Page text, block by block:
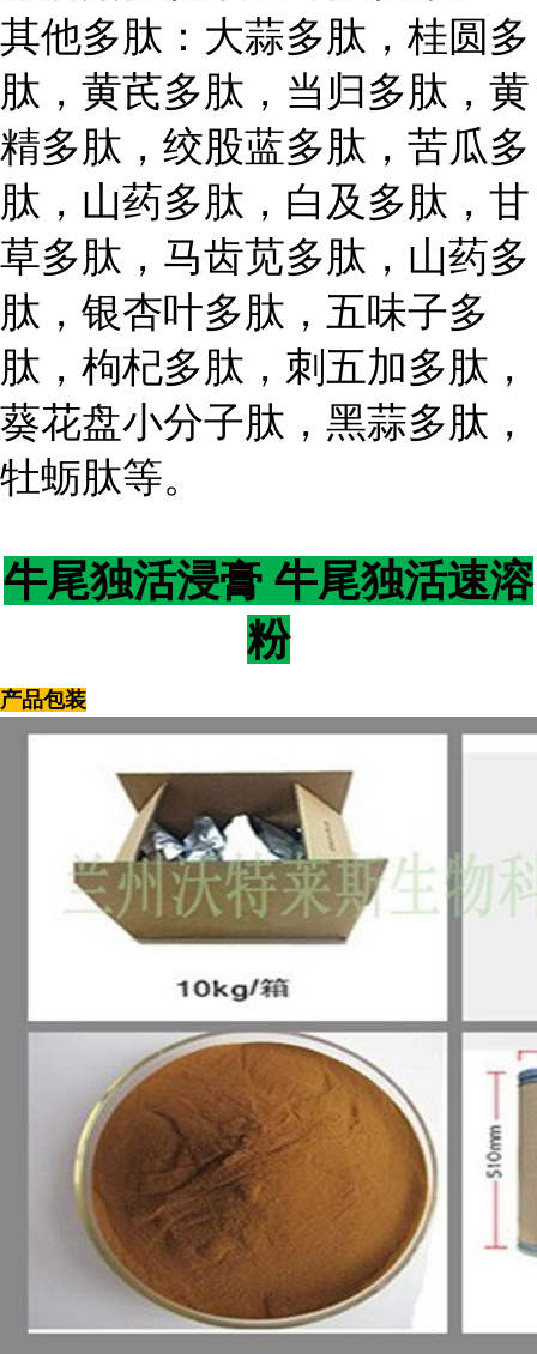
其他多肽：大蒜多肽，桂圆多
肽，黄芪多肽，当归多肽，黄
精多肽，绞股蓝多肽，苦瓜多
肽，山药多肽，白及多肽，甘
草多肽，马齿苋多肽，山药多
肽，银杏叶多肽，五味子多
肽，枸杞多肽，刺五加多肽，
葵花盘小分子肽，黑蒜多肽，
牡蛎肽等。
牛尾独活浸膏 牛尾独活速溶
粉
产品包装